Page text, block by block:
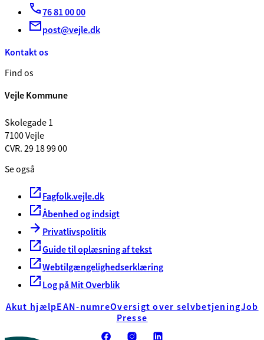
76 81 00 00
post@vejle.dk
Kontakt os
Find os
Vejle Kommune
Skolegade 1
7100 Vejle
CVR. 29 18 99 00
Se også
Fagfolk.vejle.dk
Åbenhed og indsigt
Privatlivspolitik
Guide til oplæsning af tekst
Webtilgængelighedserklæring
Log på Mit Overblik
Akut hjælpEAN-numreOversigt over selvbetjeningJob
Presse